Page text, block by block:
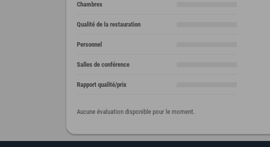
Chambres
Qualité de la restauration
Personnel
Salles de conférence
Rapport qualité/prix
Aucune évaluation disponible pour le moment.